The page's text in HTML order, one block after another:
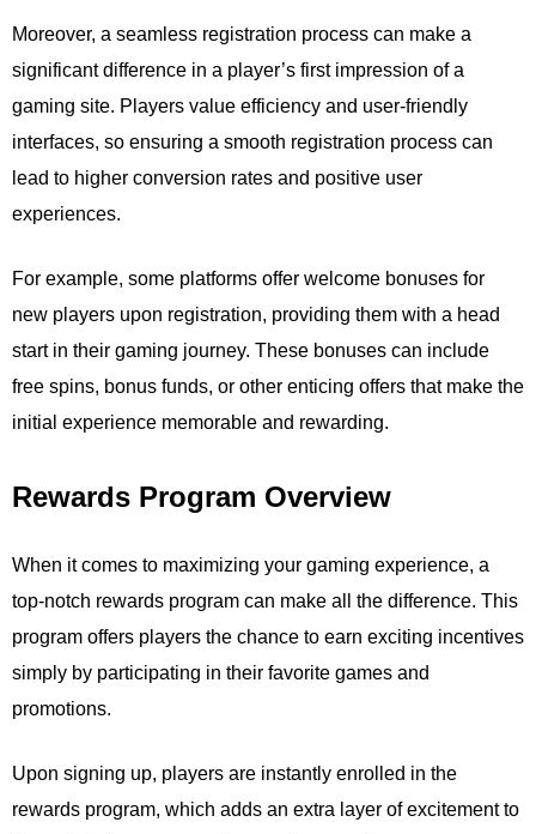
Moreover, a seamless registration process can make a
significant difference in a player’s first impression of a
gaming site. Players value efficiency and user-friendly
interfaces, so ensuring a smooth registration process can
lead to higher conversion rates and positive user
experiences.
For example, some platforms offer welcome bonuses for
new players upon registration, providing them with a head
start in their gaming journey. These bonuses can include
free spins, bonus funds, or other enticing offers that make the
initial experience memorable and rewarding.
Rewards Program Overview
When it comes to maximizing your gaming experience, a
top-notch rewards program can make all the difference. This
program offers players the chance to earn exciting incentives
simply by participating in their favorite games and
promotions.
Upon signing up, players are instantly enrolled in the
rewards program, which adds an extra layer of excitement to